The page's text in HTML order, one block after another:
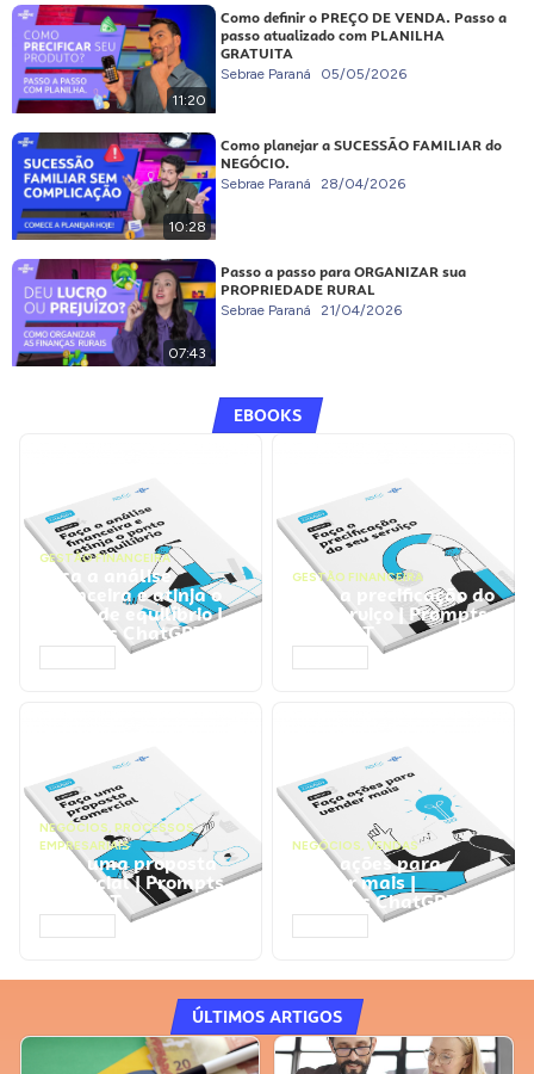
11:20
Como definir o PREÇO DE VENDA. Passo a
passo atualizado com PLANILHA
GRATUITA
Sebrae Paraná 05/05/2026
10:28
Como planejar a SUCESSÃO FAMILIAR do
NEGÓCIO.
Sebrae Paraná 28/04/2026
07:43
Passo a passo para ORGANIZAR sua
PROPRIEDADE RURAL
Sebrae Paraná 21/04/2026
EBOOKS
GESTÃO FINANCEIRA
Faça a análise
financeira e atinja o
ponto de equilíbrio |
Prompts ChatGPT
GESTÃO FINANCEIRA
Faça a precificação do
seu serviço | Prompts
ChatGPT
NEGÓCIOS, PROCESSOS
EMPRESARIAIS
Faça uma proposta
comercial | Prompts
ChatGPT
NEGÓCIOS, VENDAS
Faça ações para
vender mais |
Prompts ChatGPT
ÚLTIMOS ARTIGOS